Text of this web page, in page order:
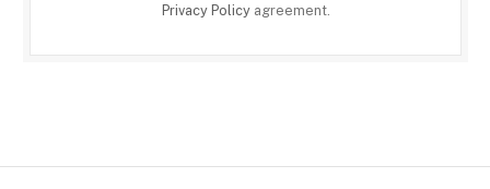
Privacy Policyagreement.